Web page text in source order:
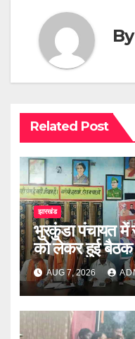
Related Post
झारखंड
भुरकुंडा पंचायत में
को लेकर हुई बैठक
AUG 7, 2026